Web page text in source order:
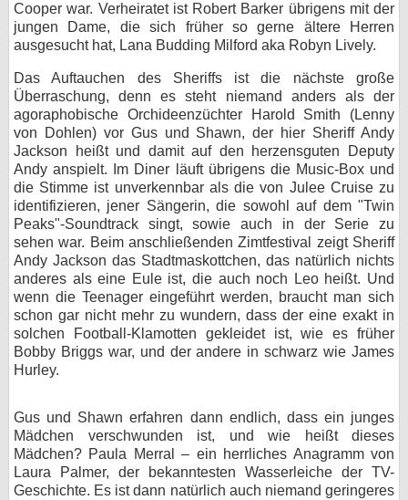
Cooper war. Verheiratet ist Robert Barker übrigens mit der
jungen Dame, die sich früher so gerne ältere Herren
ausgesucht hat, Lana Budding Milford aka Robyn Lively.
Das Auftauchen des Sheriffs ist die nächste große
Überraschung, denn es steht niemand anders als der
agoraphobische Orchideenzüchter Harold Smith (Lenny
von Dohlen) vor Gus und Shawn, der hier Sheriff Andy
Jackson heißt und damit auf den herzensguten Deputy
Andy anspielt. Im Diner läuft übrigens die Music-Box und
die Stimme ist unverkennbar als die von Julee Cruise zu
identifizieren, jener Sängerin, die sowohl auf dem "Twin
Peaks"-Soundtrack singt, sowie auch in der Serie zu
sehen war. Beim anschließenden Zimtfestival zeigt Sheriff
Andy Jackson das Stadtmaskottchen, das natürlich nichts
anderes als eine Eule ist, die auch noch Leo heißt. Und
wenn die Teenager eingeführt werden, braucht man sich
schon gar nicht mehr zu wundern, dass der eine exakt in
solchen Football-Klamotten gekleidet ist, wie es früher
Bobby Briggs war, und der andere in schwarz wie James
Hurley.
Gus und Shawn erfahren dann endlich, dass ein junges
Mädchen verschwunden ist, und wie heißt dieses
Mädchen? Paula Merral – ein herrliches Anagramm von
Laura Palmer, der bekanntesten Wasserleiche der TV-
Geschichte. Es ist dann natürlich auch niemand geringeres